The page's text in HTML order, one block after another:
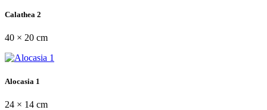
Calathea 2
40 × 20 cm
Alocasia 1
24 × 14 cm